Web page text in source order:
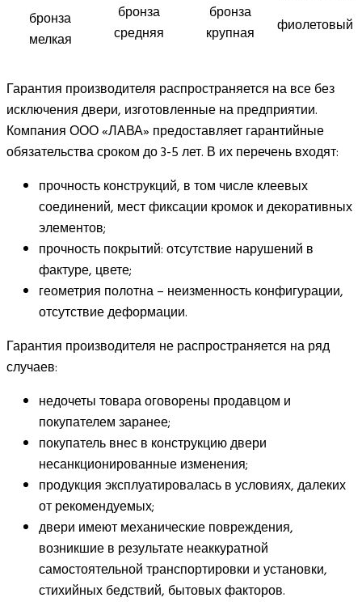
бронза
мелкая
бронза
средняя
бронза
крупная
фиолетовый
Гарантия производителя распространяется на все без
исключения двери, изготовленные на предприятии.
Компания ООО «ЛАВА» предоставляет гарантийные
обязательства сроком до 3-5 лет. В их перечень входят:
прочность конструкций, в том числе клеевых
соединений, мест фиксации кромок и декоративных
элементов;
прочность покрытий: отсутствие нарушений в
фактуре, цвете;
геометрия полотна – неизменность конфигурации,
отсутствие деформации.
Гарантия производителя не распространяется на ряд
случаев:
недочеты товара оговорены продавцом и
покупателем заранее;
покупатель внес в конструкцию двери
несанкционированные изменения;
продукция эксплуатировалась в условиях, далеких
от рекомендуемых;
двери имеют механические повреждения,
возникшие в результате неаккуратной
самостоятельной транспортировки и установки,
стихийных бедствий, бытовых факторов.